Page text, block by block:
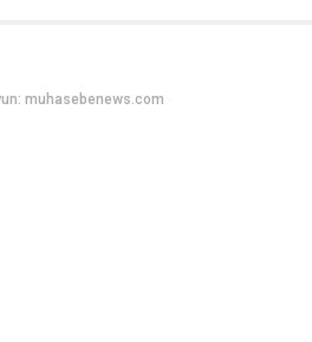
muhasebenews.com